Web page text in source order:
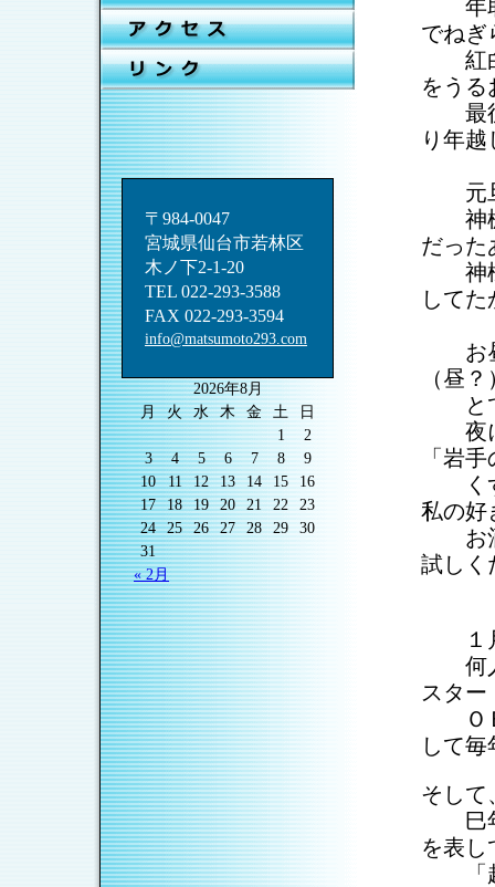
〒984-0047
宮城県仙台市若林区
木ノ下2-1-20
TEL 022-293-3588
FAX 022-293-3594
info@matsumoto293.com
2026年8月
月
火 水 木 金 土
日
1
2
3
4 5 6 7 8
9
10
11 12 13 14 15
16
17
18 19 20 21 22
23
24
25 26 27 28 29
30
31
« 2月
年取
でねぎ
紅白
をうる
最後
り年
元旦
神棚
だった
神様
してた
お昼
（昼
とて
夜に
「岩
くず
私の好
お酒
試しく
１月
何人
スタ
ＯＢ
して
そして
巳年
を表し
「起